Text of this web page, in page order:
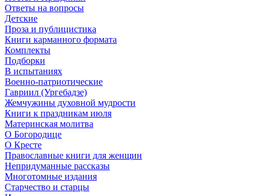
Ответы на вопросы
Детские
Проза и публицистика
Книги карманного формата
Комплекты
Подборки
В испытаниях
Военно-патриотические
Гавриил (Ургебадзе)
Жемчужины духовной мудрости
Книги к праздникам июля
Материнская молитва
О Богородице
О Кресте
Православные книги для женщин
Непридуманные рассказы
Многотомные издания
Старчество и старцы